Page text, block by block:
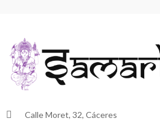
Calle Moret, 32, Cáceres